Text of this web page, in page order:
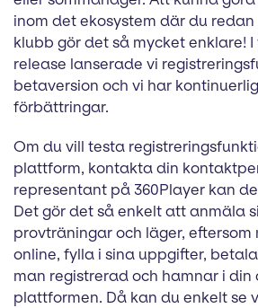
inom det ekosystem där du
klubb gör det så mycket enklare! I
release lanserade vi
betaversion och vi har
förbättringar.
Om du vill testa
plattform, kontakta din
representant på 360Player kan
Det gör det så enkelt att anmäla
provträningar och läger, eftersom
online, fylla i sina uppgifter,
man registrerad och hamnar i
plattformen. Då kan du enkelt se